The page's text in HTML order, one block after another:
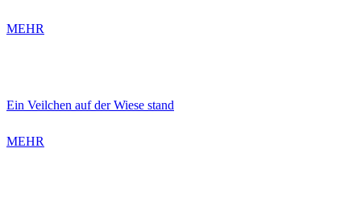
MEHR
Ein Veilchen auf der Wiese stand
MEHR